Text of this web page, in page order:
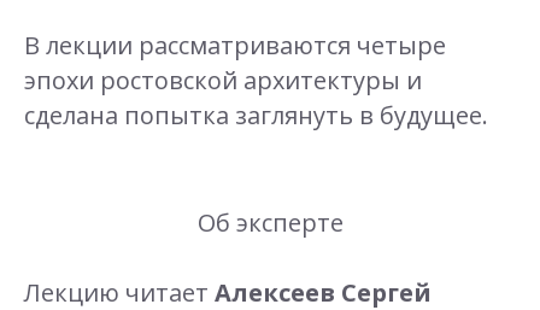
В лекции рассматриваются четыре
эпохи ростовской архитектуры и
сделана попытка заглянуть в будущее.
Об эксперте
Лекцию читает Алексеев Сергей